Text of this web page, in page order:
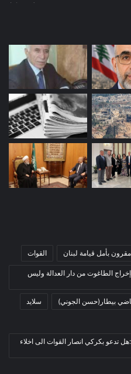
(1٬039)
(3)
(16)
(12)
(168)
(1)
(91)
(26)
(1٬227)
بأمل قيامة لبنان القوات
الطاغوت من دار العدالة وليس
بيطار(حسن الجوني) سلايد
بكركي انصار القوات الى اخلاء